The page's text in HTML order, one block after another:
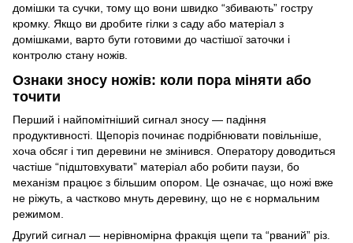
домішки та сучки, тому що вони швидко “збивають” гостру
кромку. Якщо ви дробите гілки з саду або матеріал з
домішками, варто бути готовими до частішої заточки і
контролю стану ножів.
Ознаки зносу ножів: коли пора міняти або
точити
Перший і найпомітніший сигнал зносу — падіння
продуктивності. Щепоріз починає подрібнювати повільніше,
хоча обсяг і тип деревини не змінився. Оператору доводиться
частіше “підштовхувати” матеріал або робити паузи, бо
механізм працює з більшим опором. Це означає, що ножі вже
не ріжуть, а частково мнуть деревину, що не є нормальним
режимом.
Другий сигнал — нерівномірна фракція щепи та “рваний” різ.